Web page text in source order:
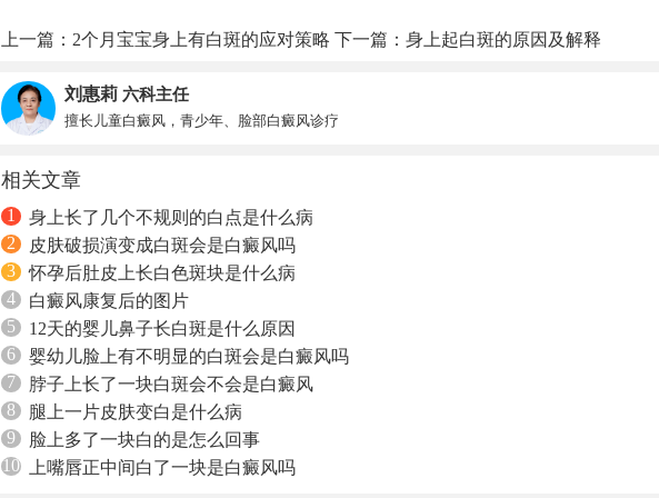
上一篇： 2个月宝宝身上有白斑的应对策略 下一篇： 身上起白斑的原因及解释
刘惠莉 六科主任
擅长儿童白癜风，青少年、脸部白癜风诊疗
相关文章
1
身上长了几个不规则的白点是什么病
2
皮肤破损演变成白斑会是白癜风吗
3
怀孕后肚皮上长白色斑块是什么病
4
白癜风康复后的图片
5
12天的婴儿鼻子长白斑是什么原因
6
婴幼儿脸上有不明显的白斑会是白癜风吗
7
脖子上长了一块白斑会不会是白癜风
8
腿上一片皮肤变白是什么病
9
脸上多了一块白的是怎么回事
10
上嘴唇正中间白了一块是白癜风吗